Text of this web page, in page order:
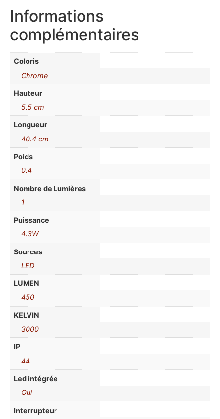
Informations
complémentaires
Coloris
Chrome
Hauteur
5.5 cm
Longueur
40.4 cm
Poids
0.4
Nombre de Lumières
1
Puissance
4.3W
Sources
LED
LUMEN
450
KELVIN
3000
IP
44
Led intégrée
Oui
Interrupteur